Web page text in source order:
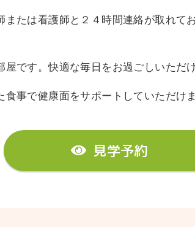
または看護師と２４時間連絡が取れ
です。快適な毎日をお過ごしいただけ
事で健康面をサポートしていただけま
見学予約